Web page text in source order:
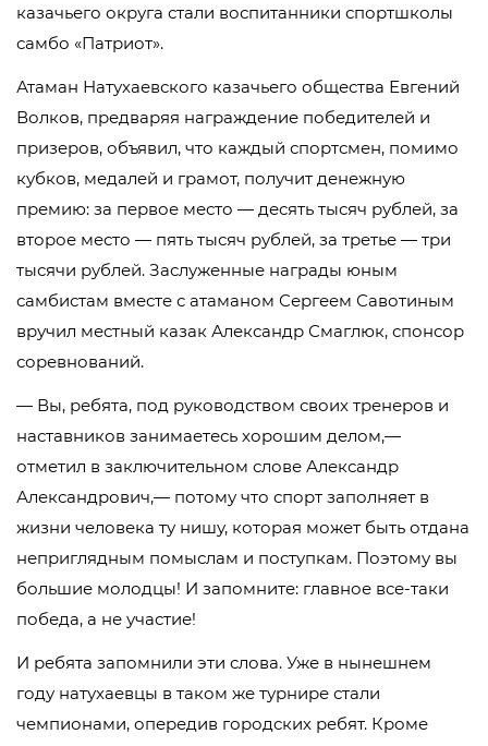
казачьего округа стали воспитанники спортшколы
самбо «Патриот».
Атаман Натухаевского казачьего общества Евгений
Волков, предваряя награждение победителей и
призеров, объявил, что каждый спортсмен, помимо
кубков, медалей и грамот, получит денежную
премию: за первое место — десять тысяч рублей, за
второе место — пять тысяч рублей, за третье — три
тысячи рублей. Заслуженные награды юным
самбистам вместе с атаманом Сергеем Савотиным
вручил местный казак Александр Смаглюк, спонсор
соревнований.
— Вы, ребята, под руководством своих тренеров и
наставников занимаетесь хорошим делом,—
отметил в заключительном слове Александр
Александрович,— потому что спорт заполняет в
жизни человека ту нишу, которая может быть отдана
неприглядным помыслам и поступкам. Поэтому вы
большие молодцы! И запомните: главное все-таки
победа, а не участие!
И ребята запомнили эти слова. Уже в нынешнем
году натухаевцы в таком же турнире стали
чемпионами, опередив городских ребят. Кроме